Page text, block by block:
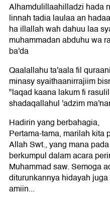
Alhamdulillaahilladzi hada
linnah tadia laulaa an
ha illallah wah dahuu laa
muhammadan abduhu wa
ba'da
Qaalallahu ta'aala fil
minasy syaithaanirrajiim
"laqad kaana lakum fi
shadaqallahul 'adzim
Hadirin yang berbahagia,
Pertama-tama, marilah kita
Allah Swt., yang mana
berkumpul dalam acara
Muhammad saw. Semoga
diturunkannya hidayah
amiin...